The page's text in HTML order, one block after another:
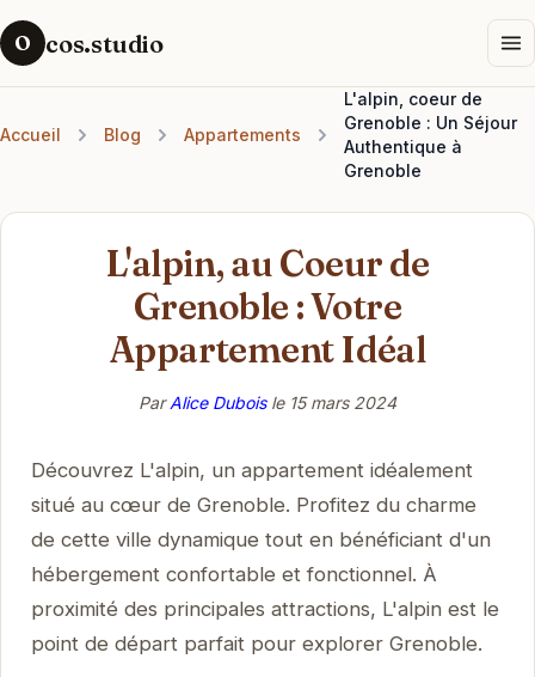
O cos.studio
Accueil Blog Appartements
L'alpin, coeur de
Grenoble : Un Séjour
Authentique à
Grenoble
L'alpin, au Coeur de
Grenoble : Votre
Appartement Idéal
ParAlice Duboisle 15 mars 2024
Découvrez L'alpin, un appartement idéalement
situé au cœur de Grenoble. Profitez du charme
de cette ville dynamique tout en bénéficiant d'un
hébergement confortable et fonctionnel. À
proximité des principales attractions, L'alpin est le
point de départ parfait pour explorer Grenoble.